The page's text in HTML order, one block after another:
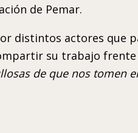
de Pemar.
distintos actores que
su trabajo frente
de que nos tomen